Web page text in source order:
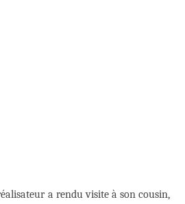
a rendu visite à son cousin,